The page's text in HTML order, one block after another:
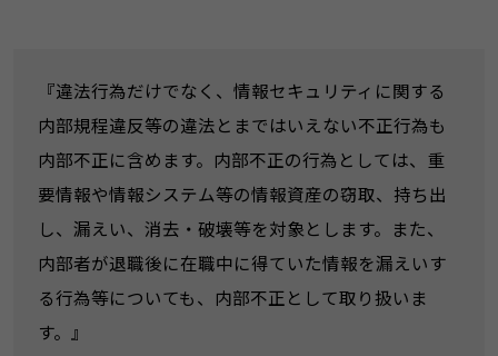
『違法行為だけでなく、情報セキュリティに関する
内部規程違反等の違法とまではいえない不正行為も
内部不正に含めます。内部不正の行為としては、重
要情報や情報システム等の情報資産の窃取、持ち出
し、漏えい、消去・破壊等を対象とします。また、
内部者が退職後に在職中に得ていた情報を漏えいす
る行為等についても、内部不正として取り扱いま
す。』